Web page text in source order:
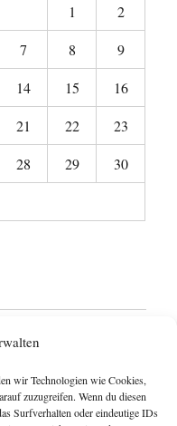
wir Technologien wie Cookies,
zuzugreifen. Wenn du diesen
Surfverhalten oder eindeutige IDs
1
2
7 8
9
14 15
16
21 22
23
28 29
30
anzeigen